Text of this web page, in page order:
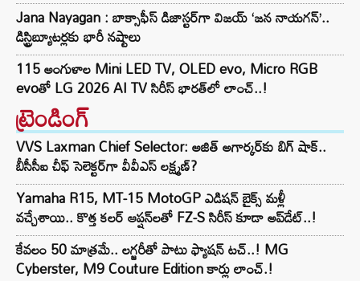
Jana Nayagan : బాక్సాఫీస్ డిజాస్టర్‌గా విజయ్ ‘జన నాయగన్’..
డిస్ట్రిబ్యూటర్లకు భారీ నష్టాలు
115 అంగుళాల Mini LED TV, OLED evo, Micro RGB
evoతో LG 2026 AI TV సిరీస్ భారత్‌లో లాంచ్..!
ట్రెండింగ్‌
VVS Laxman Chief Selector: అజిత్ అగార్కర్‌కు బిగ్ షాక్..
బీసీసీఐ చీఫ్ సెలెక్టర్‌గా వీవీఎస్ లక్ష్మణ్?
Yamaha R15, MT-15 MotoGP ఎడిషన్ బైక్స్ మళ్లీ
వచ్చేశాయి.. కొత్త కలర్ ఆప్షన్‌లతో FZ-S సిరీస్ కూడా అప్‌డేట్..!
కేవలం 50 మాత్రమే.. లగ్జరీతో పాటు ఫ్యాషన్ టచ్..! MG
Cyberster, M9 Couture Edition కార్లు లాంచ్.!